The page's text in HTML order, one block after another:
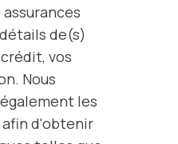
de(s)
vos
Nous
les
afin d'obtenir